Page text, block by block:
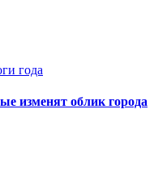
года
изменят облик города